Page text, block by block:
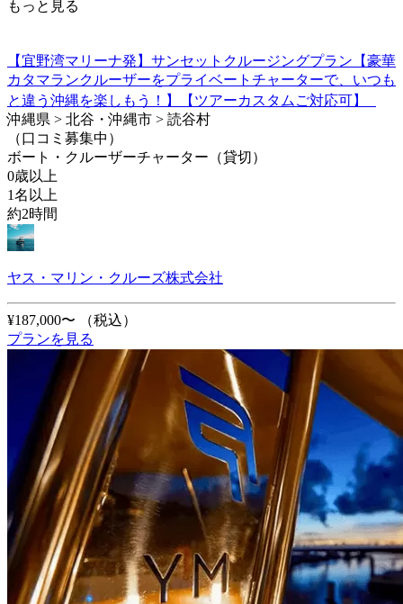
もっと見る
【宜野湾マリーナ発】サンセットクルージングプラン【豪華
カタマランクルーザーをプライベートチャーターで、いつも
と違う沖縄を楽しもう！】【ツアーカスタムご対応可】
沖縄県 > 北谷・沖縄市 > 読谷村
（口コミ募集中）
ボート・クルーザーチャーター（貸切）
0歳以上
1名以上
約2時間
ヤス・マリン・クルーズ株式会社
¥187,000〜
（税込）
プランを見る